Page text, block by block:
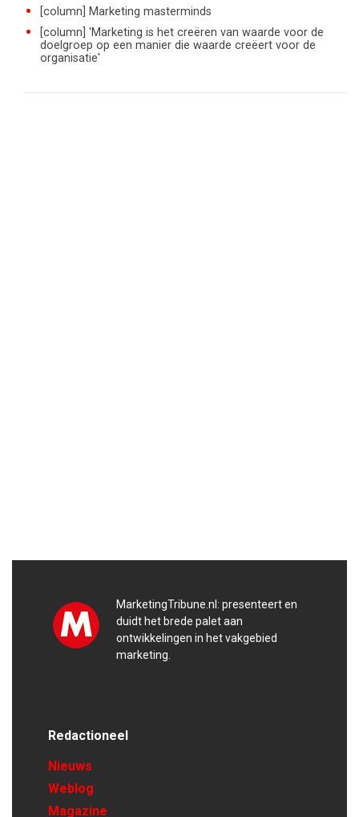
[column] Marketing masterminds
[column] 'Marketing is het creëren van waarde voor de
doelgroep op een manier die waarde creëert voor de
organisatie'
MarketingTribune.nl: presenteert en
duidt het brede palet aan
ontwikkelingen in het vakgebied
marketing.
Redactioneel
Nieuws
Weblog
Magazine